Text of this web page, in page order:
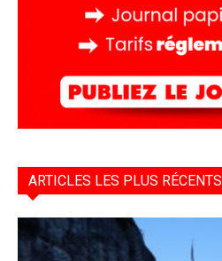
ARTICLES LES PLUS RÉCENTS